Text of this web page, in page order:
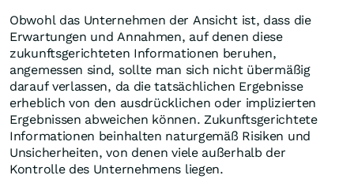
Obwohl das Unternehmen der Ansicht ist, dass die
Erwartungen und Annahmen, auf denen diese
zukunftsgerichteten Informationen beruhen,
angemessen sind, sollte man sich nicht übermäßig
darauf verlassen, da die tatsächlichen Ergebnisse
erheblich von den ausdrücklichen oder implizierten
Ergebnissen abweichen können. Zukunftsgerichtete
Informationen beinhalten naturgemäß Risiken und
Unsicherheiten, von denen viele außerhalb der
Kontrolle des Unternehmens liegen.